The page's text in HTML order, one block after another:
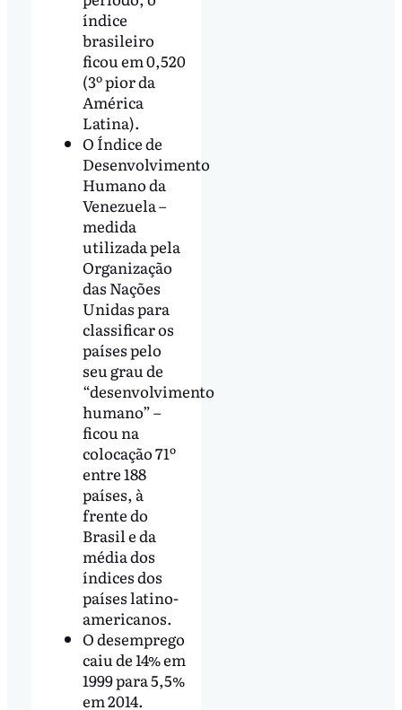
índice
brasileiro
ficou em 0,520
(3º pior da
América
Latina).
O Índice de
Desenvolvimento
Humano da
Venezuela –
medida
utilizada pela
Organização
das Nações
Unidas para
classificar os
países pelo
seu grau de
“desenvolvimento
humano” –
ficou na
colocação 71º
entre 188
países, à
frente do
Brasil e da
média dos
índices dos
países latino-
americanos.
O desemprego
caiu de 14% em
1999 para 5,5%
em 2014.